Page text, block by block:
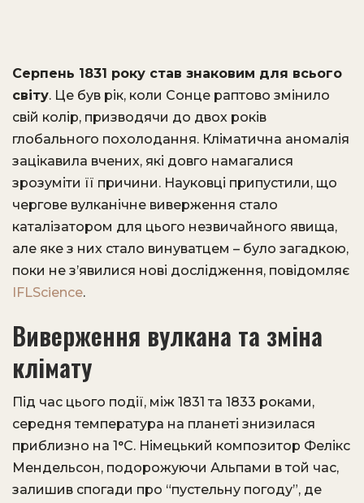
Серпень 1831 року став знаковим для всього
світу. Це був рік, коли Сонце раптово змінило
свій колір, призводячи до двох років
глобального похолодання. Кліматична аномалія
зацікавила вчених, які довго намагалися
зрозуміти її причини. Науковці припустили, що
чергове вулканічне виверження стало
каталізатором для цього незвичайного явища,
але яке з них стало винуватцем – було загадкою,
поки не з’явилися нові дослідження, повідомляє
IFLScience.
Виверження вулкана та зміна
клімату
Під час цього події, між 1831 та 1833 роками,
середня температура на планеті знизилася
приблизно на 1°C. Німецький композитор Фелікс
Мендельсон, подорожуючи Альпами в той час,
залишив спогади про “пустельну погоду”, де